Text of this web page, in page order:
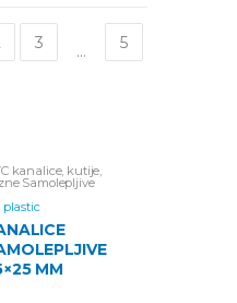
3 … 5
kanalice, kutije,
Samolepljive
plastic
MM